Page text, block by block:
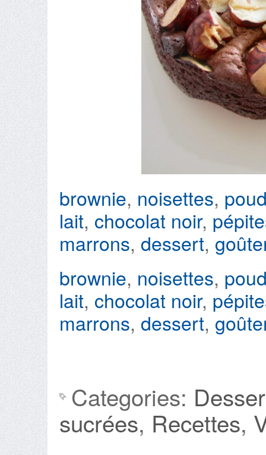
brownie, noisettes,
lait, chocolat noir,
marrons, dessert,
brownie, noisettes,
lait, chocolat noir,
marrons, dessert,
Categories:
sucrées, Recettes,